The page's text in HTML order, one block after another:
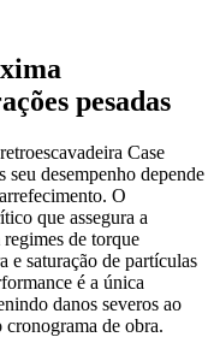
pesadas
Case
seu desempenho depende
O
que assegura a
de torque
e saturação de partículas
é a única
danos severos ao
cronograma de obra.